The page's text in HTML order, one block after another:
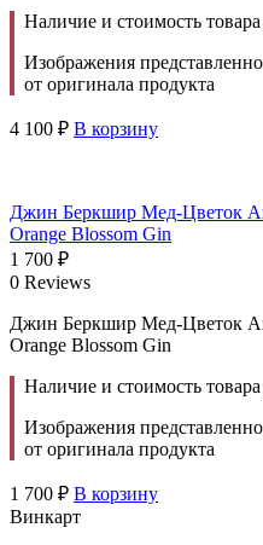
Наличие и стоимость
Изображения
от оригинала продукта
4 100 ₽ В корзину
Джин Беркшир Мед-Цветок
Orange Blossom Gin
1 700 ₽
0 Reviews
Джин Беркшир Мед-Цветок
Orange Blossom Gin
Наличие и стоимость
Изображения
от оригинала продукта
1 700 ₽ В корзину
Винкарт